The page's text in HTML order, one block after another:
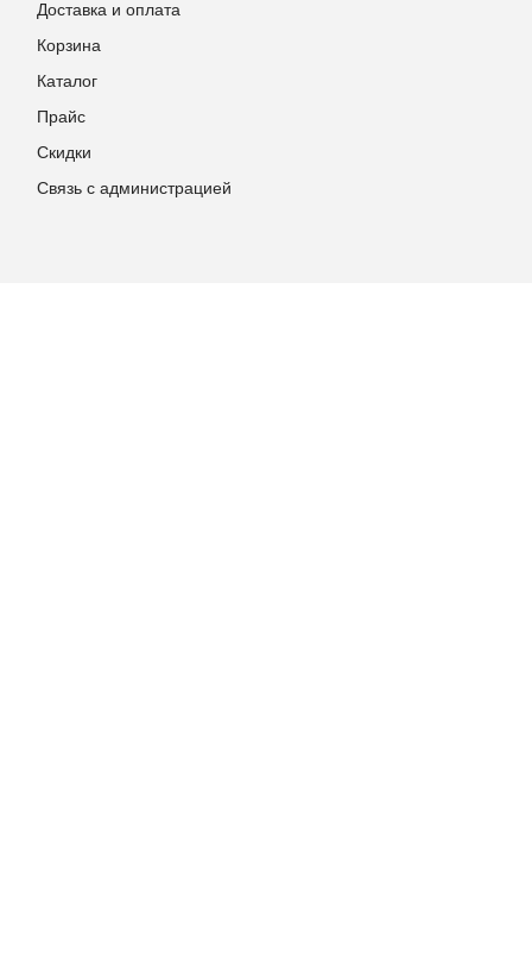
Доставка и оплата
Корзина
Каталог
Прайс
Скидки
Связь с администрацией